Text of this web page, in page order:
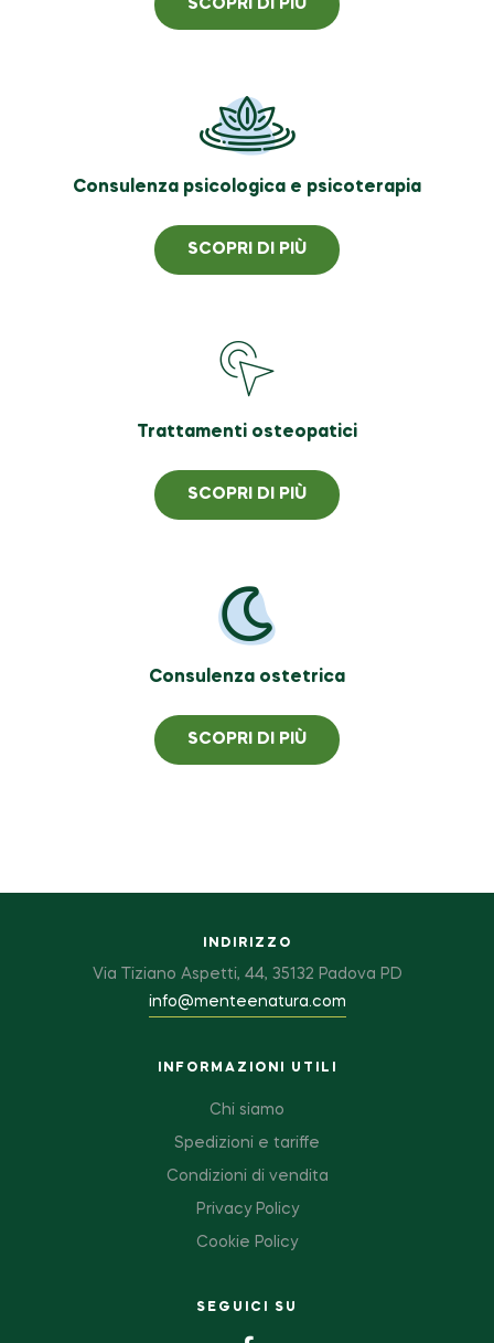
SCOPRI DI PIÙ
Consulenza psicologica e psicoterapia
SCOPRI DI PIÙ
Trattamenti osteopatici
SCOPRI DI PIÙ
Consulenza ostetrica
SCOPRI DI PIÙ
INDIRIZZO
Via Tiziano Aspetti, 44, 35132 Padova PD
info@menteenatura.com
INFORMAZIONI UTILI
Chi siamo
Spedizioni e tariffe
Condizioni di vendita
Privacy Policy
Cookie Policy
SEGUICI SU